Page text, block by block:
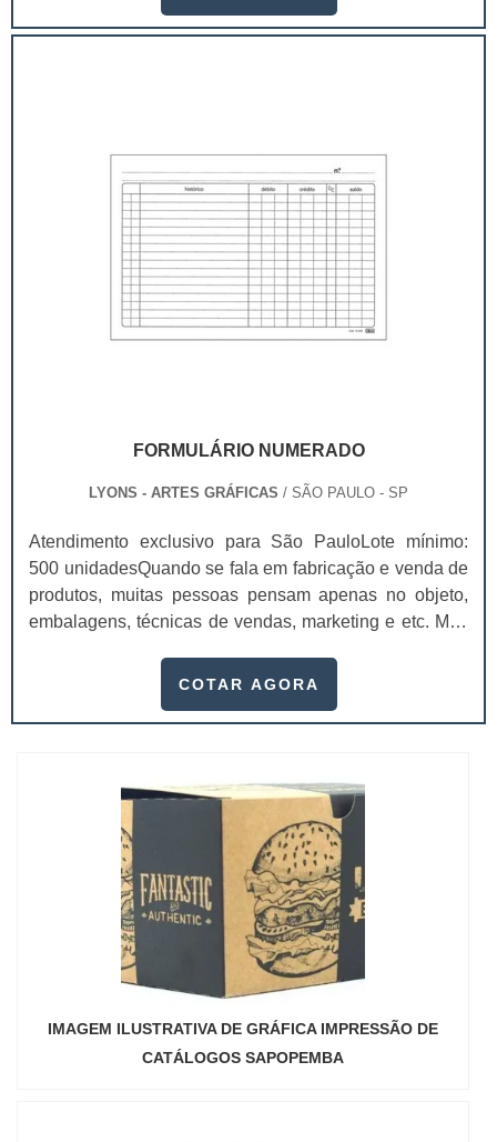
podem assegurar aos clientes características pontuais
FORMULÁRIO NUMERADO
LYONS - ARTES GRÁFICAS / SÃO PAULO - SP
Atendimento exclusivo para São PauloLote mínimo:
500 unidadesQuando se fala em fabricação e venda de
produtos, muitas pessoas pensam apenas no objeto,
embalagens, técnicas de vendas, marketing e etc. Mas
e logística adequada, esses esforços podem não valer
um papel de destaque muito abrangente, pois este item,
COTAR AGORA
IMAGEM ILUSTRATIVA DE GRÁFICA IMPRESSÃO DE
CATÁLOGOS SAPOPEMBA